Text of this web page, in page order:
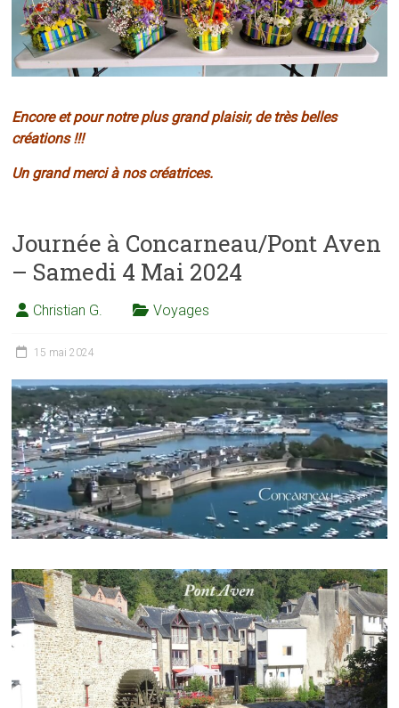
Encore et pour notre plus grand plaisir, de très belles
créations !!!
Un grand merci à nos créatrices.
Journée à Concarneau/Pont Aven
– Samedi 4 Mai 2024
Christian G. Voyages
15 mai 2024